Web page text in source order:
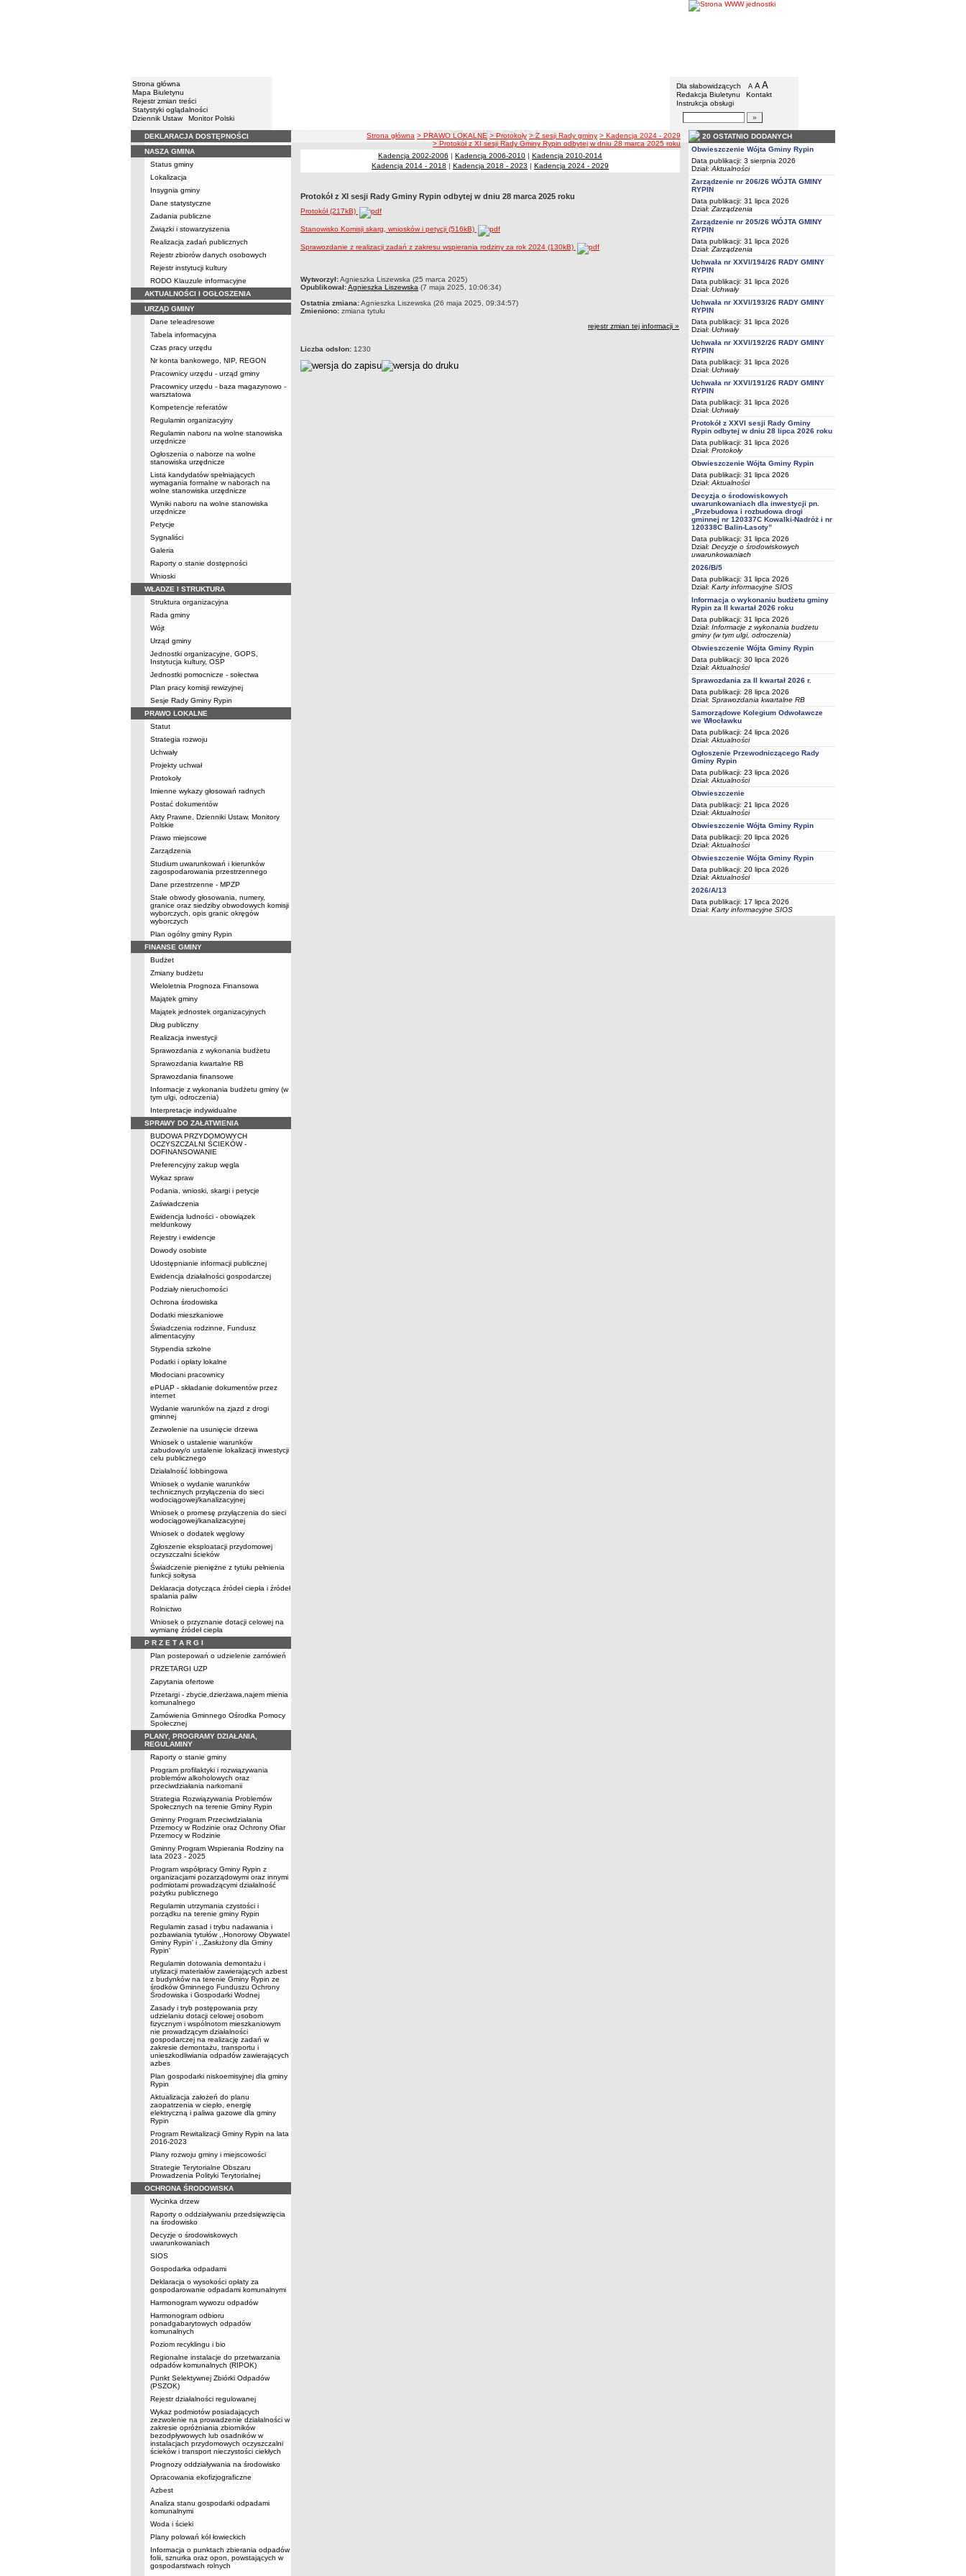
Strona główna
Mapa Biuletynu
Rejestr zmian treści
Statystyki oglądalności
Dziennik Ustaw
Monitor Polski
Gmina Rypin
Menu dodatkowe
Dla słabowidzących A pomniejsz czcionkę
A standardowy rozmiar czcionki
A
Redakcja Biuletynu
Kontakt
Instrukcja obsługi
Wyszukiwarka artykułów
Menu
DEKLARACJA DOSTĘPNOŚCI
NASZA GMINA
Status gminy
Lokalizacja
Insygnia gminy
Dane statystyczne
Zadania publiczne
Związki i stowarzyszenia
Realizacja zadań publicznych
Rejestr zbiorów danych osobowych
Rejestr instytucji kultury
RODO Klauzule informacyjne
AKTUALNOŚCI I OGŁOSZENIA
URZĄD GMINY
Dane teleadresowe
Tabela informacyjna
Czas pracy urzędu
Nr konta bankowego, NIP, REGON
Pracownicy urzędu - urząd gminy
Pracownicy urzędu - baza magazynowo -
warsztatowa
Kompetencje referatów
Regulamin organizacyjny
Regulamin naboru na wolne stanowiska
urzędnicze
Ogłoszenia o naborze na wolne
stanowiska urzędnicze
Lista kandydatów spełniających
wymagania formalne w naborach na
wolne stanowiska urzędnicze
Wyniki naboru na wolne stanowiska
urzędnicze
Petycje
Sygnaliści
Galeria
Raporty o stanie dostępności
Wnioski
WŁADZE I STRUKTURA
Struktura organizacyjna
Rada gminy
Wójt
Urząd gminy
Jednostki organizacyjne, GOPS,
Instytucja kultury, OSP
Jednostki pomocnicze - sołectwa
Plan pracy komisji rewizyjnej
Sesje Rady Gminy Rypin
PRAWO LOKALNE
Statut
Strategia rozwoju
Uchwały
Projekty uchwał
Protokoły
Imienne wykazy głosowań radnych
Postać dokumentów
Akty Prawne, Dzienniki Ustaw, Monitory
Polskie
Prawo miejscowe
Zarządzenia
Studium uwarunkowań i kierunków
zagospodarowania przestrzennego
Dane przestrzenne - MPZP
Stałe obwody głosowania, numery,
granice oraz siedziby obwodowych komisji
wyborczych, opis granic okręgów
wyborczych
Plan ogólny gminy Rypin
FINANSE GMINY
Budżet
Zmiany budżetu
Wieloletnia Prognoza Finansowa
Majątek gminy
Majątek jednostek organizacyjnych
Dług publiczny
Realizacja inwestycji
Sprawozdania z wykonania budżetu
Sprawozdania kwartalne RB
Sprawozdania finansowe
Informacje z wykonania budżetu gminy (w
tym ulgi, odroczenia)
Interpretacje indywidualne
SPRAWY DO ZAŁATWIENIA
BUDOWA PRZYDOMOWYCH
OCZYSZCZALNI ŚCIEKÓW -
DOFINANSOWANIE
Preferencyjny zakup węgla
Wykaz spraw
Podania, wnioski, skargi i petycje
Zaświadczenia
Ewidencja ludności - obowiązek
meldunkowy
Rejestry i ewidencje
Dowody osobiste
Udostępnianie informacji publicznej
Ewidencja działalności gospodarczej
Podziały nieruchomości
Ochrona środowiska
Dodatki mieszkaniowe
Świadczenia rodzinne, Fundusz
alimentacyjny
Stypendia szkolne
Podatki i opłaty lokalne
Młodociani pracownicy
ePUAP - składanie dokumentów przez
internet
Wydanie warunków na zjazd z drogi
gminnej
Zezwolenie na usunięcie drzewa
Wniosek o ustalenie warunków
zabudowy/o ustalenie lokalizacji inwestycji
celu publicznego
Działalność lobbingowa
Wniosek o wydanie warunków
technicznych przyłączenia do sieci
wodociągowej/kanalizacyjnej
Wniosek o promesę przyłączenia do sieci
wodociągowej/kanalizacyjnej
Wniosek o dodatek węglowy
Zgłoszenie eksploatacji przydomowej
oczyszczalni ścieków
Świadczenie pieniężne z tytułu pełnienia
funkcji sołtysa
Deklaracja dotycząca źródeł ciepła i źródeł
spalania paliw
Rolnictwo
Wniosek o przyznanie dotacji celowej na
wymianę źródeł ciepła
P R Z E T A R G I
Plan postepowań o udzielenie zamówień
PRZETARGI UZP
Zapytania ofertowe
Przetargi - zbycie,dzierżawa,najem mienia
komunalnego
Zamówienia Gminnego Ośrodka Pomocy
Społecznej
PLANY, PROGRAMY DZIAŁANIA,
REGULAMINY
Raporty o stanie gminy
Program profilaktyki i rozwiązywania
problemów alkoholowych oraz
przeciwdziałania narkomanii
Strategia Rozwiązywania Problemów
Społecznych na terenie Gminy Rypin
Gminny Program Przeciwdziałania
Przemocy w Rodzinie oraz Ochrony Ofiar
Przemocy w Rodzinie
Gminny Program Wspierania Rodziny na
lata 2023 - 2025
Program współpracy Gminy Rypin z
organizacjami pozarządowymi oraz innymi
podmiotami prowadzącymi działalność
pożytku publicznego
Regulamin utrzymania czystości i
porządku na terenie gminy Rypin
Regulamin zasad i trybu nadawania i
pozbawiania tytułów ,,Honorowy Obywatel
Gminy Rypin' i ,,Zasłużony dla Gminy
Rypin'
Regulamin dotowania demontażu i
utylizacji materiałów zawierających azbest
z budynków na terenie Gminy Rypin ze
środków Gminnego Funduszu Ochrony
Środowiska i Gospodarki Wodnej
Zasady i tryb postępowania przy
udzielaniu dotacji celowej osobom
fizycznym i wspólnotom mieszkaniowym
nie prowadzącym działalności
gospodarczej na realizację zadań w
zakresie demontażu, transportu i
unieszkodliwiania odpadów zawierających
azbes
Plan gospodarki niskoemisyjnej dla gminy
Rypin
Aktualizacja założeń do planu
zaopatrzenia w ciepło, energię
elektryczną i paliwa gazowe dla gminy
Rypin
Program Rewitalizacji Gminy Rypin na lata
2016-2023
Plany rozwoju gminy i miejscowości
Strategie Terytorialne Obszaru
Prowadzenia Polityki Terytorialnej
OCHRONA ŚRODOWISKA
Wycinka drzew
Raporty o oddziaływaniu przedsięwzięcia
na środowisko
Decyzje o środowiskowych
uwarunkowaniach
SIOS
Gospodarka odpadami
Deklaracja o wysokości opłaty za
gospodarowanie odpadami komunalnymi
Harmonogram wywozu odpadów
Harmonogram odbioru
ponadgabarytowych odpadów
komunalnych
Poziom recyklingu i bio
Regionalne instalacje do przetwarzania
odpadów komunalnych (RIPOK)
Punkt Selektywnej Zbiórki Odpadów
(PSZOK)
Rejestr działalności regulowanej
Wykaz podmiotów posiadających
zezwolenie na prowadzenie działalności w
zakresie opróżniania zbiorników
bezodpływowych lub osadników w
instalacjach przydomowych oczyszczalni
ścieków i transport nieczystości ciekłych
Prognozy oddziaływania na środowisko
Opracowania ekofizjograficzne
Azbest
Analiza stanu gospodarki odpadami
komunalnymi
Woda i ścieki
Plany polowań kół łowieckich
Informacja o punktach zbierania odpadów
folii, sznurka oraz opon, powstających w
gospodarstwach rolnych
ścieżka nawigacji
Strona główna > PRAWO LOKALNE > Protokoły > Z sesji Rady gminy > Kadencja 2024 - 2029
> Protokół z XI sesji Rady Gminy Rypin odbytej w dniu 28 marca 2025 roku
Kadencja 2002-2006 | Kadencja 2006-2010 | Kadencja 2010-2014
Kadencja 2014 - 2018 | Kadencja 2018 - 2023 | Kadencja 2024 - 2029
Protokół z XI sesji Rady Gminy Rypin odbytej w dniu 28 marca 2025 roku
Protokół (217kB)
Stanowisko Komisji skarg, wniosków i petycji (516kB)
Sprawozdanie z realizacji zadań z zakresu wspierania rodziny za rok 2024 (130kB)
metryczka
Wytworzył:Agnieszka Liszewska (25 marca 2025)
Opublikował:Agnieszka Liszewska (7 maja 2025, 10:06:34)
Ostatnia zmiana:Agnieszka Liszewska (26 maja 2025, 09:34:57)
Zmieniono: zmiana tytułu
rejestr zmian tej informacji »
Liczba odsłon: 1230
20 OSTATNIO DODANYCH
Obwieszczenie Wójta Gminy Rypin
Data publikacji: 3 sierpnia 2026
Dział: Aktualności
Zarządzenie nr 206/26 WÓJTA GMINY
RYPIN
Data publikacji: 31 lipca 2026
Dział: Zarządzenia
Zarządzenie nr 205/26 WÓJTA GMINY
RYPIN
Data publikacji: 31 lipca 2026
Dział: Zarządzenia
Uchwała nr XXVI/194/26 RADY GMINY
RYPIN
Data publikacji: 31 lipca 2026
Dział: Uchwały
Uchwała nr XXVI/193/26 RADY GMINY
RYPIN
Data publikacji: 31 lipca 2026
Dział: Uchwały
Uchwała nr XXVI/192/26 RADY GMINY
RYPIN
Data publikacji: 31 lipca 2026
Dział: Uchwały
Uchwała nr XXVI/191/26 RADY GMINY
RYPIN
Data publikacji: 31 lipca 2026
Dział: Uchwały
Protokół z XXVI sesji Rady Gminy
Rypin odbytej w dniu 28 lipca 2026 roku
Data publikacji: 31 lipca 2026
Dział: Protokoły
Obwieszczenie Wójta Gminy Rypin
Data publikacji: 31 lipca 2026
Dział: Aktualności
Decyzja o środowiskowych
uwarunkowaniach dla inwestycji pn.
„Przebudowa i rozbudowa drogi
gminnej nr 120337C Kowalki-Nadróż i nr
120338C Balin-Lasoty”
Data publikacji: 31 lipca 2026
Dział: Decyzje o środowiskowych
uwarunkowaniach
2026/B/5
Data publikacji: 31 lipca 2026
Dział: Karty informacyjne SIOS
Informacja o wykonaniu budżetu gminy
Rypin za II kwartał 2026 roku
Data publikacji: 31 lipca 2026
Dział: Informacje z wykonania budżetu
gminy (w tym ulgi, odroczenia)
Obwieszczenie Wójta Gminy Rypin
Data publikacji: 30 lipca 2026
Dział: Aktualności
Sprawozdania za II kwartał 2026 r.
Data publikacji: 28 lipca 2026
Dział: Sprawozdania kwartalne RB
Samorządowe Kolegium Odwoławcze
we Włocławku
Data publikacji: 24 lipca 2026
Dział: Aktualności
Ogłoszenie Przewodniczącego Rady
Gminy Rypin
Data publikacji: 23 lipca 2026
Dział: Aktualności
Obwieszczenie
Data publikacji: 21 lipca 2026
Dział: Aktualności
Obwieszczenie Wójta Gminy Rypin
Data publikacji: 20 lipca 2026
Dział: Aktualności
Obwieszczenie Wójta Gminy Rypin
Data publikacji: 20 lipca 2026
Dział: Aktualności
2026/A/13
Data publikacji: 17 lipca 2026
Dział: Karty informacyjne SIOS